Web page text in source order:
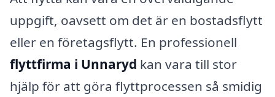
uppgift, oavsett om det är en bostadsflytt
eller en företagsflytt. En professionell
flyttfirma i Unnaryd kan vara till stor
hjälp för att göra flyttprocessen så smidig